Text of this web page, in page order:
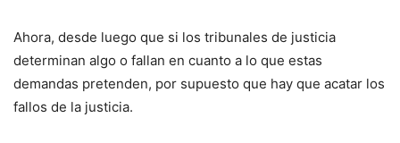
Ahora, desde luego que si los tribunales de justicia
determinan algo o fallan en cuanto a lo que estas
demandas pretenden, por supuesto que hay que acatar los
fallos de la justicia.